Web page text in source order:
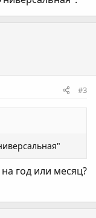
#3
год или месяц?